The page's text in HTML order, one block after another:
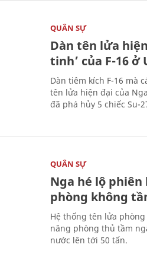
QUÂN SỰ
Dàn tên lửa
tinh’ của F-16 ở
Dàn tiêm kích F-16 mà
tên lửa hiện đại của
đã phá hủy 5 chiếc Su-
QUÂN SỰ
Nga hé lộ
phòng không
Hệ thống tên lửa
năng phòng thủ tầm
nước lên tới 50 tấn.